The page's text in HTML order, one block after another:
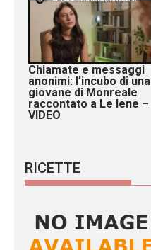
Chiamate e messaggi
anonimi: l’incubo di una
giovane di Monreale
raccontato a Le Iene –
VIDEO
RICETTE